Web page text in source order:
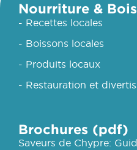
Nourriture &
- Recettes locales
- Boissons locales
- Produits locaux
- Restauration et
Brochures (pdf)
Saveurs de Chypre: